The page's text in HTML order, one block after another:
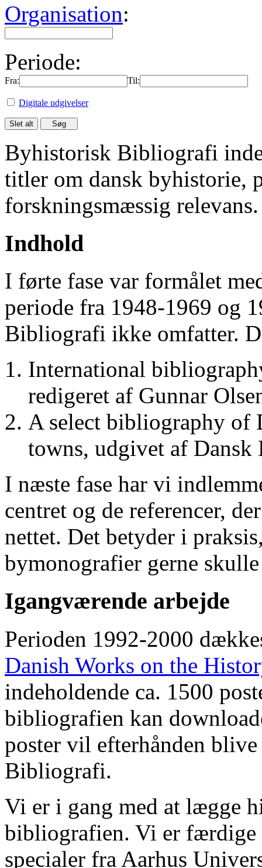
Organisation:
Periode:
Fra: Til:
Digitale udgivelser
Byhistorisk Bibliografi
titler om dansk byhistorie,
forskningsmæssig relevans.
Indhold
I førte fase var formålet
periode fra 1948-1969 og
Bibliografi ikke omfatter.
International
redigeret af Gunnar
A select bibliography of
towns, udgivet af
I næste fase har vi
centret og de referencer,
nettet. Det betyder i
bymonografier gerne
Igangværende arbejde
Perioden 1992-2000
Danish Works on the
indeholdende ca. 1500
bibliografien kan
poster vil efterhånden
Bibliografi.
Vi er i gang med at lægge
bibliografien. Vi er færdige
specialer fra Aarhus